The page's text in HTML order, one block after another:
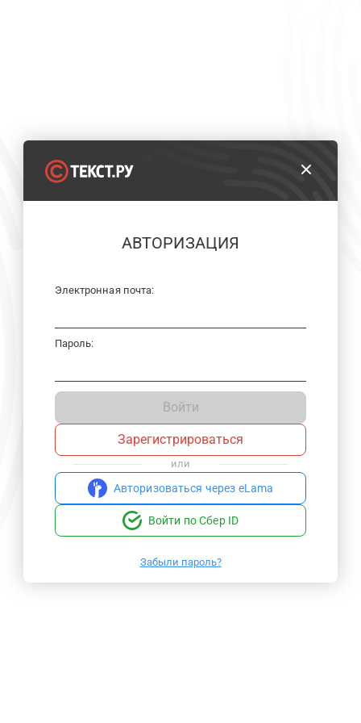
АВТОРИЗАЦИЯ
Электронная почта:
Пароль:
Войти
Зарегистрироваться
или
Авторизоваться через eLama
Войти по Сбер ID
Забыли пароль?